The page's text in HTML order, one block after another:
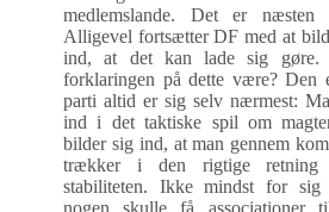
medlemslande. Det er næsten
Alligevel fortsætter DF med at
ind, at det kan lade sig gøre.
forklaringen på dette være? Den
parti altid er sig selv nærmest:
ind i det taktiske spil om
bilder sig ind, at man gennem
trækker i den rigtige retning
stabiliteten. Ikke mindst for sig
nogen skulle få associationer